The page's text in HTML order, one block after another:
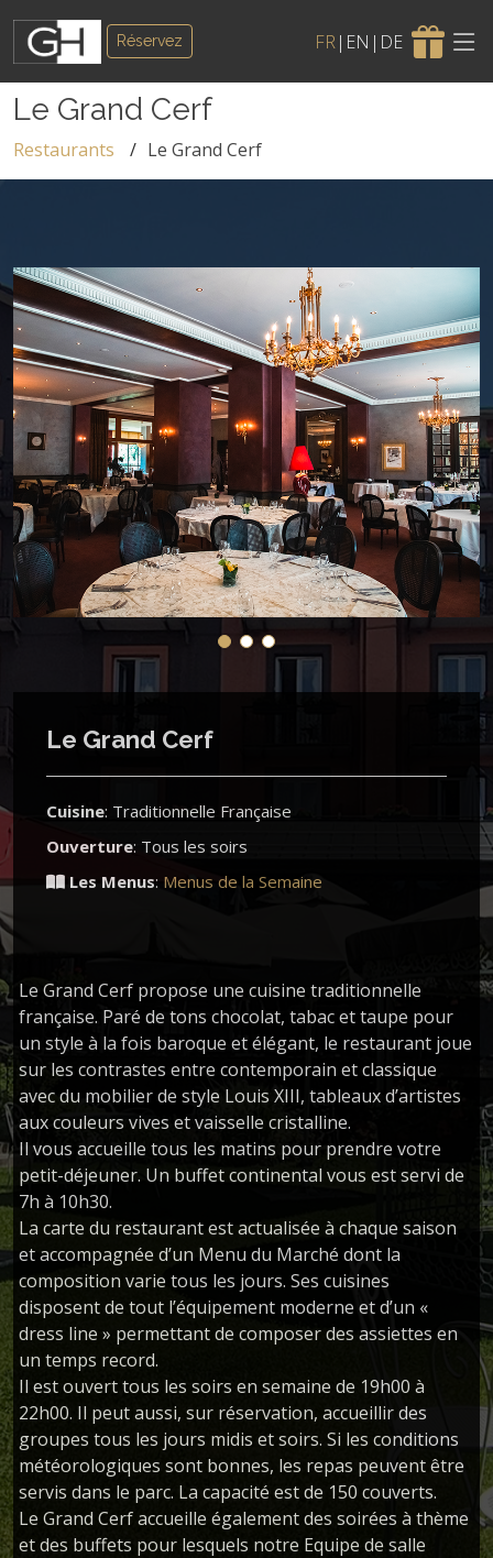
Réservez FR| EN | DE
Le Grand Cerf
Restaurants Le Grand Cerf
Le Grand Cerf
Cuisine: Traditionnelle Française
Ouverture: Tous les soirs
Les Menus: Menus de la Semaine
Le Grand Cerf propose une cuisine traditionnelle
française. Paré de tons chocolat, tabac et taupe pour
un style à la fois baroque et élégant, le restaurant joue
sur les contrastes entre contemporain et classique
avec du mobilier de style Louis XIII, tableaux d’artistes
aux couleurs vives et vaisselle cristalline.
Il vous accueille tous les matins pour prendre votre
petit-déjeuner. Un buffet continental vous est servi de
7h à 10h30.
La carte du restaurant est actualisée à chaque saison
et accompagnée d’un Menu du Marché dont la
composition varie tous les jours. Ses cuisines
disposent de tout l’équipement moderne et d’un «
dress line » permettant de composer des assiettes en
un temps record.
Il est ouvert tous les soirs en semaine de 19h00 à
22h00. Il peut aussi, sur réservation, accueillir des
groupes tous les jours midis et soirs. Si les conditions
météorologiques sont bonnes, les repas peuvent être
servis dans le parc. La capacité est de 150 couverts.
Le Grand Cerf accueille également des soirées à thème
et des buffets pour lesquels notre Equipe de salle